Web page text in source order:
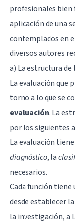
profesionales bien
aplicación de una
contemplados en
diversos autores
a) La estructura de
La evaluación que
torno a lo que se
evaluación. La
por los siguientes
La evaluación
diagnóstico, la
necesarios.
Cada función tiene
desde establecer
la investigación, a